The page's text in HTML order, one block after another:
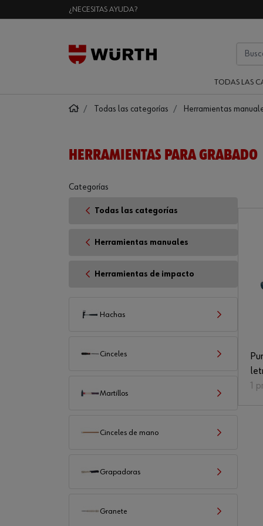
¿NECESITAS AYUDA?
TODAS LAS
Todas las categorías Herramientas
HERRAMIENTAS PARA GRABADO
Categorías
Todas las categorías
Herramientas manuales
Herramientas de impacto
Hachas
Cinceles
Martillos
Cinceles de mano
Grapadoras
Granete
1